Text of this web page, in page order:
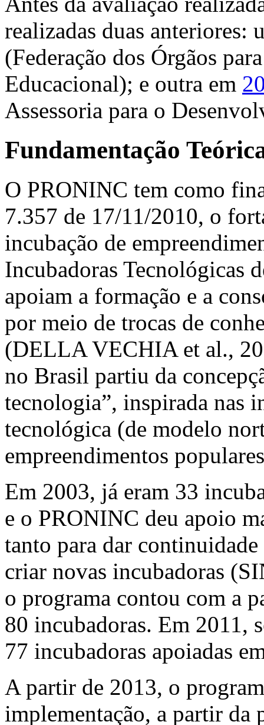
realizadas duas anteriores:
(Federação dos Órgãos
Educacional); e outra em
Assessoria para o
Fundamentação
O PRONINC tem como
7.357 de 17/11/2010, o
incubação de
Incubadoras Tecnológicas
apoiam a formação e a
por meio de trocas de
(DELLA VECHIA et al.,
no Brasil partiu da
tecnologia”, inspirada nas
tecnológica (de modelo
empreendimentos
Em 2003, já eram 33
e o PRONINC deu apoio
tanto para dar
criar novas incubadoras
o programa contou com a
80 incubadoras. Em 2011,
77 incubadoras apoiadas
A partir de 2013, o
implementação, a partir da